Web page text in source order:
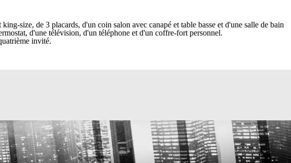
size, de 3 placards, d'un coin salon avec canapé et table basse et d'une salle de bain
d'une télévision, d'un téléphone et d'un coffre-fort personnel.
invité.